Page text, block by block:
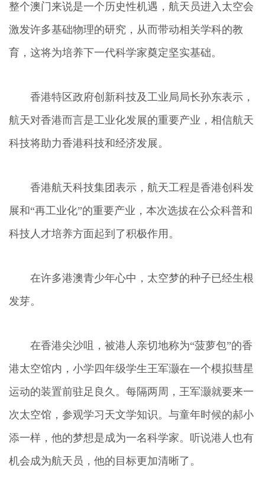
整个澳门来说是一个历史性机遇，航天员进入太空会
激发许多基础物理的研究，从而带动相关学科的教
育，这将为培养下一代科学家奠定坚实基础。
香港特区政府创新科技及工业局局长孙东表示，
航天对香港而言是工业化发展的重要产业，相信航天
科技将助力香港科技和经济发展。
香港航天科技集团表示，航天工程是香港创科发
展和“再工业化”的重要产业，本次选拔在公众科普和
科技人才培养方面起到了积极作用。
在许多港澳青少年心中，太空梦的种子已经生根
发芽。
在香港尖沙咀，被港人亲切地称为“菠萝包”的香
港太空馆内，小学四年级学生王军灏在一个模拟彗星
运动的装置前驻足良久。每隔两周，王军灏就要来一
次太空馆，参观学习天文学知识。与童年时候的郝小
添一样，他的梦想是成为一名科学家。听说港人也有
机会成为航天员，他的目标更加清晰了。